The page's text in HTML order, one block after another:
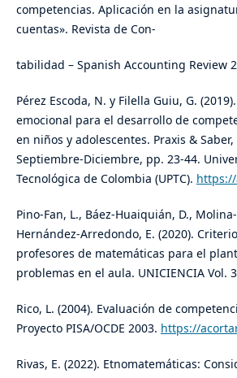
competencias. Aplicación en la
cuentas». Revista de Con-
tabilidad – Spanish Accounting Review
Pérez Escoda, N. y Filella Guiu, G.
emocional para el desarrollo de
en niños y adolescentes. Praxis &
Septiembre-Diciembre, pp. 23-44.
Tecnológica de Colombia (UPTC). https://
Pino-Fan, L., Báez-Huaiquián, D.,
Hernández-Arredondo, E. (2020).
profesores de matemáticas para el
problemas en el aula. UNICIENCIA Vol.
Rico, L. (2004). Evaluación de
Proyecto PISA/OCDE 2003. https://
Rivas, E. (2022). Etnomatemáticas: